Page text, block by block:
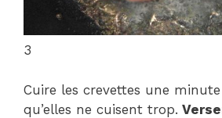
3
Cuire les crevettes une
qu’elles ne cuisent trop.